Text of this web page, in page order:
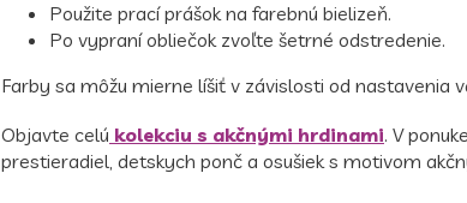
Použite prací prášok na farebnú bielizeň.
Po vypraní obliečok zvoľte šetrné odstredenie.
Farby sa môžu mierne líšiť v závislosti od nastavenia
Objavte celú kolekciu s akčnými hrdinami. V
prestieradiel, detskych ponč a osušiek s motivom